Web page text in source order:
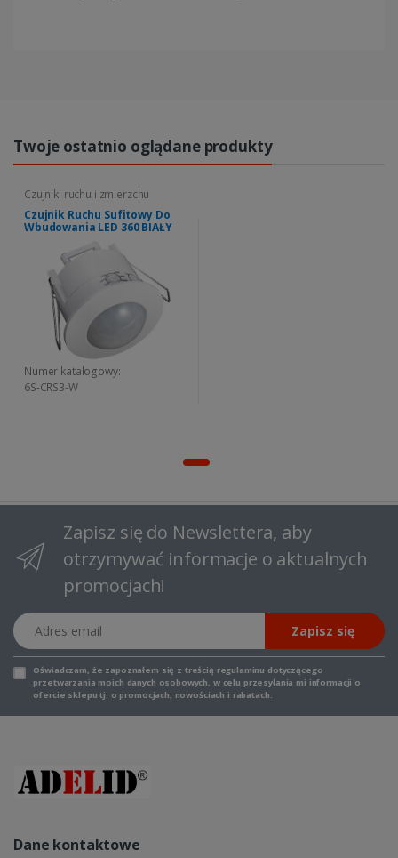
Twoje ostatnio oglądane produkty
Czujniki ruchu i zmierzchu
Czujnik Ruchu Sufitowy Do
Wbudowania LED 360 BIAŁY
Numer katalogowy:
6S-CRS3-W
Zapisz się do Newslettera, aby
otrzymywać informacje o aktualnych
promocjach!
Adres email
Zapisz się
Oświadczam, że zapoznałem się z treścią regulaminu dotyczącego
przetwarzania moich danych osobowych, w celu przesyłania mi informacji o
ofercie sklepu tj. o promocjach, nowościach i rabatach.
Dane kontaktowe